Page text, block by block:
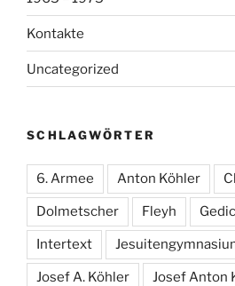
Kontakte
Uncategorized
SCHLAGWÖRTER
6. Armee Anton Köhler
Dolmetscher Fleyh
Intertext
Josef A. Köhler Josef Anton